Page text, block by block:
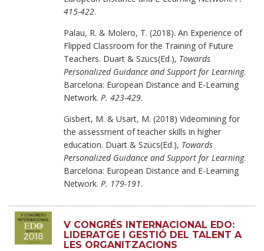
415-422.
Palau, R. & Molero, T. (2018). An Experience of
Flipped Classroom for the Training of Future
Teachers. Duart & Szücs(Ed.), Towards
Personalized Guidance and Support for Learning.
Barcelona: European Distance and E-Learning
Network. P. 423-429.
Gisbert, M. & Usart, M. (2018) Videomining for
the assessment of teacher skills in higher
education. Duart & Szücs(Ed.), Towards
Personalized Guidance and Support for Learning.
Barcelona: European Distance and E-Learning
Network. P. 179-191.
V CONGRÉS INTERNACIONAL EDO:
LIDERATGE I GESTIÓ DEL TALENT A
LES ORGANITZACIONS